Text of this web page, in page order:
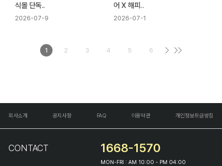
식몰 단독..
2026-07-9
어 X 해피..
2026-07-1
1 2 3 4 5 6
회사소개 공지사항 FAQ 이용약관 개인정보취급방침
CONTACT 1668-1570
MON-FRI : AM 10:00 - PM 04:00